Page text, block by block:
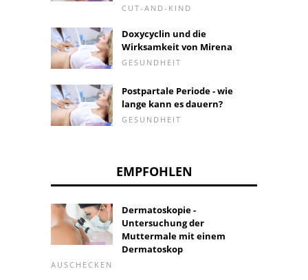
CUT-AND-KIND
Doxycyclin und die
Wirksamkeit von Mirena
GESUNDHEIT
Postpartale Periode - wie
lange kann es dauern?
GESUNDHEIT
EMPFOHLEN
Dermatoskopie -
Untersuchung der
Muttermale mit einem
Dermatoskop
AUSCHECKEN